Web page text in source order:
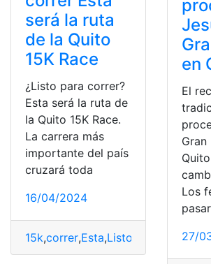
será la ruta
de la Quito
15K Race
¿Listo para correr?
Esta será la ruta de
la Quito 15K Race.
La carrera más
importante del país
cruzará toda
16/04/2024
15k,correr,Esta,Listo Race,
en
El
Gran
Los
27/